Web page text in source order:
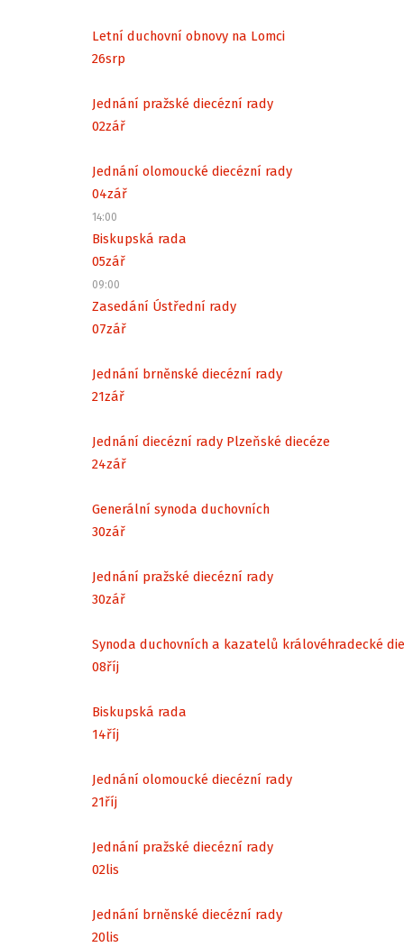
Letní duchovní obnovy na Lomci
26srp
Jednání pražské diecézní rady
02zář
Jednání olomoucké diecézní rady
04zář
14:00
Biskupská rada
05zář
09:00
Zasedání Ústřední rady
07zář
Jednání brněnské diecézní rady
21zář
Jednání diecézní rady Plzeňské diecéze
24zář
Generální synoda duchovních
30zář
Jednání pražské diecézní rady
30zář
Synoda duchovních a kazatelů královéhradecké
08říj
Biskupská rada
14říj
Jednání olomoucké diecézní rady
21říj
Jednání pražské diecézní rady
02lis
Jednání brněnské diecézní rady
20lis